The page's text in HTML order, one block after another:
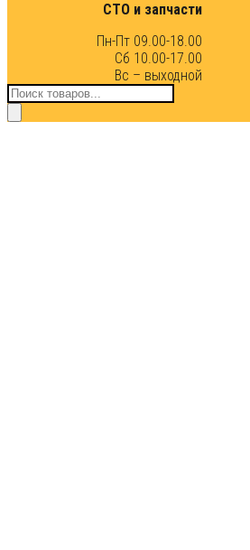
СТО и запчасти
Пн-Пт 09.00-18.00
Сб 10.00-17.00
Вс – выходной
Поиск
товаров